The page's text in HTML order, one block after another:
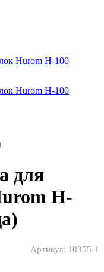
для
H-
Артикул: 10355-1